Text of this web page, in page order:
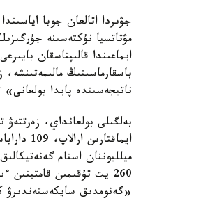
جۋىردا اتالعان جوبا
مۋتاتسيا نۇكتەسىنە
ايماعىندا قالىپتاسقان
باسقارماسىنىڭ
ناتيجەسىندە پايدا بولعانى»
بەلگىلى بولعانداي،
ميلليوننان استام
260 يت تۇقىمىن
«گەنومدىق